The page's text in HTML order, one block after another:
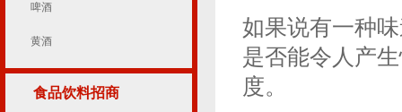
啤酒
黄酒
食品饮料招商
如果说有一种
是否能令人产
度。